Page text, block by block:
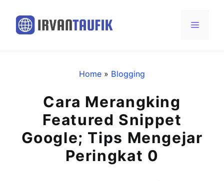
Menu
Home » Blogging
Cara Merangking
Featured Snippet
Google; Tips Mengejar
Peringkat 0